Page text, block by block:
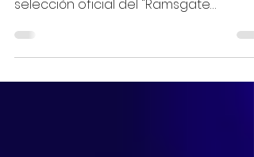
“Mi querido Juan Manuel” ha sido
nominado a mejor cortometraje en la
selección oficial del "Ramsgate